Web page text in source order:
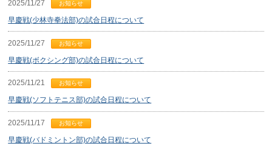
2025/11/27 お知らせ
早慶戦(少林寺拳法部)の試合日程について
2025/11/27 お知らせ
早慶戦(ボクシング部)の試合日程について
2025/11/21 お知らせ
早慶戦(ソフトテニス部)の試合日程について
2025/11/17 お知らせ
早慶戦(バドミントン部)の試合日程について